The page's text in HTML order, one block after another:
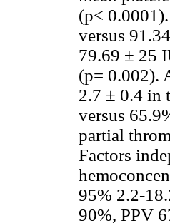
(p<
versus
79.69 ± 25
(p= 0.002).
2.7 ± 0.4 in
versus
partial
Factors
95% 2.2-
90%, PPV